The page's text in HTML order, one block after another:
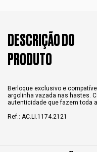
DESCRIÇÃO DO
PRODUTO
Berloque exclusivo e
argolinha vazada nas hastes.
autenticidade que fazem toda
Ref.: AC.LI.1174.2121